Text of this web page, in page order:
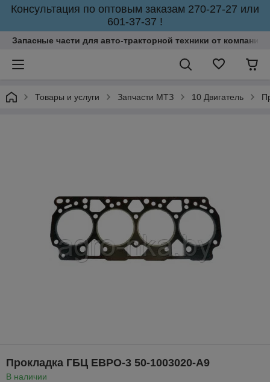
Консультация по оптовым заказам 270-27-27 или
601-37-37 !
Запасные части для авто-тракторной техники от
Товары и услуги Запчасти МТЗ 10 Двигатель
Прокладка ГБЦ ЕВРО-3 50-1003020-А9
В наличии